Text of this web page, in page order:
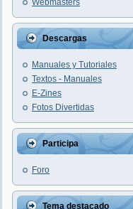
Webmasters
Descargas
Manuales y Tutoriales
Textos - Manuales
E-Zines
Fotos Divertidas
Participa
Foro
Tema destacado